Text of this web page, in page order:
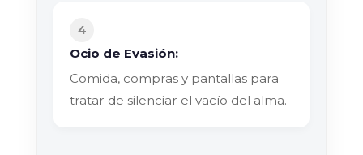
4
Ocio de Evasión:
Comida, compras y pantallas para
tratar de silenciar el vacío del alma.